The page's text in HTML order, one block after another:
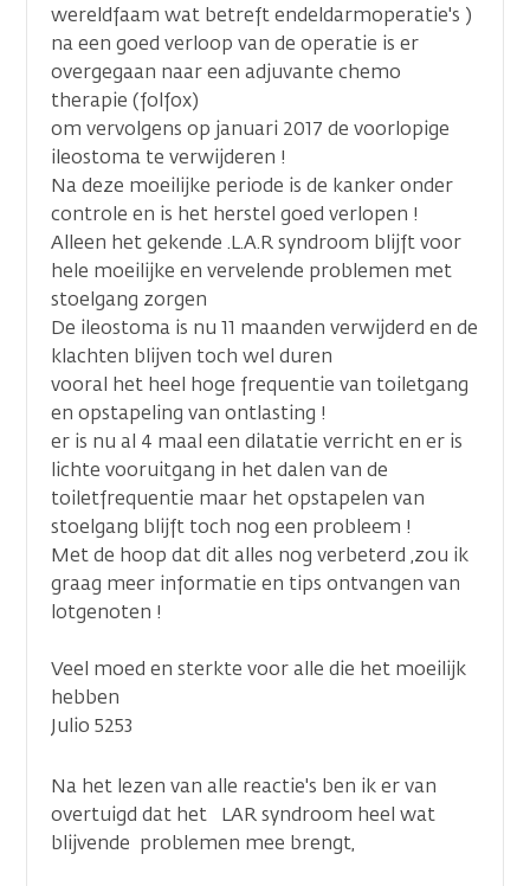
wereldfaam wat betreft endeldarmoperatie's )
na een goed verloop van de operatie is er
overgegaan naar een adjuvante chemo
therapie (folfox)
om vervolgens op januari 2017 de voorlopige
ileostoma te verwijderen !
Na deze moeilijke periode is de kanker onder
controle en is het herstel goed verlopen !
Alleen het gekende .L.A.R syndroom blijft voor
hele moeilijke en vervelende problemen met
stoelgang zorgen
De ileostoma is nu 11 maanden verwijderd en de
klachten blijven toch wel duren
vooral het heel hoge frequentie van toiletgang
en opstapeling van ontlasting !
er is nu al 4 maal een dilatatie verricht en er is
lichte vooruitgang in het dalen van de
toiletfrequentie maar het opstapelen van
stoelgang blijft toch nog een probleem !
Met de hoop dat dit alles nog verbeterd ,zou ik
graag meer informatie en tips ontvangen van
lotgenoten !
Veel moed en sterkte voor alle die het moeilijk
hebben
Julio 5253
Na het lezen van alle reactie's ben ik er van
overtuigd dat het LAR syndroom heel wat
blijvende problemen mee brengt,